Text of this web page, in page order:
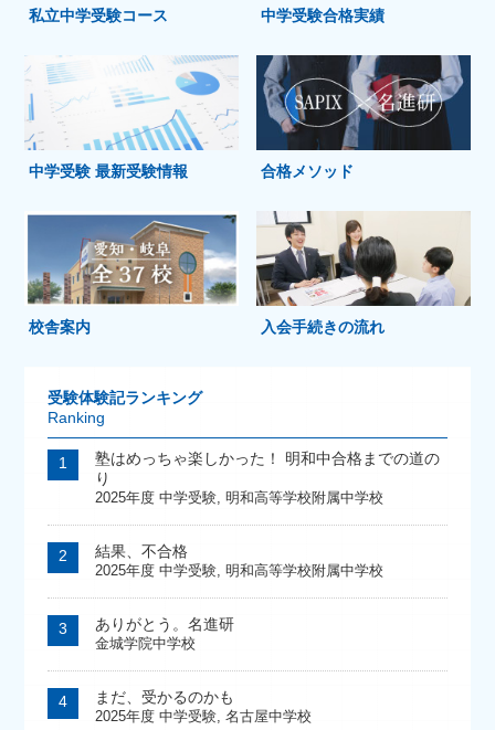
私立中学受験コース 中学受験合格実績
中学受験 最新受験情報 合格メソッド
校舎案内 入会手続きの流れ
受験体験記ランキング
Ranking
塾はめっちゃ楽しかった！ 明和中合格までの道の
り
2025年度 中学受験, 明和高等学校附属中学校
結果、不合格
2025年度 中学受験, 明和高等学校附属中学校
ありがとう。名進研
金城学院中学校
まだ、受かるのかも
2025年度 中学受験, 名古屋中学校